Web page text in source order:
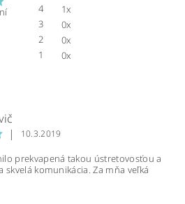
4
1x
3
0x
2
0x
1
0x
|
10.3.2019
prekvapená takou ústretovosťou a
skvelá komunikácia. Za mňa veľká